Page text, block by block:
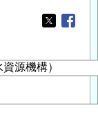
Opens in